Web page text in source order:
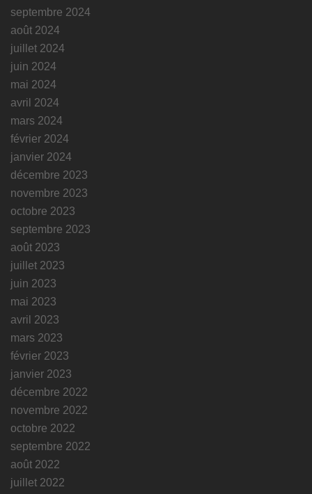
septembre 2024
août 2024
juillet 2024
juin 2024
mai 2024
avril 2024
mars 2024
février 2024
janvier 2024
décembre 2023
novembre 2023
octobre 2023
septembre 2023
août 2023
juillet 2023
juin 2023
mai 2023
avril 2023
mars 2023
février 2023
janvier 2023
décembre 2022
novembre 2022
octobre 2022
septembre 2022
août 2022
juillet 2022